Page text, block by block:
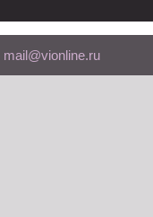
mail@vionline.ru